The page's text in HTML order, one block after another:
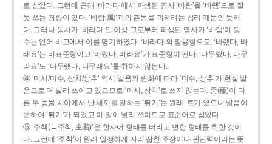
로 삼았다. 그런데 근래 ‘바라다’에서 파생된 명사 ‘바람’을 ‘바램’으로 잘
못 쓰는 경향이 있다. ‘바람[風]’과의 혼동을 피하려는 심리 때문인 듯하
다. 그러나 동사가 ‘바라다’인 이상 그로부터 파생된 명사가 ‘바램’이 될
수는 없어 비고에서 이를 명기하였다. ‘바라다’의 활용형으로, ‘바랬다, 바
래요’는 비표준형이고 ‘바랐다, 바라요’가 표준형이 된다. ‘나무랐다, 나무
라요’도 ‘나무랬다, 나무래요’를 취하지 않는다.
④ ‘미시/미수, 상치/상추’ 역시 발음의 변화에 따라 ‘미수, 상추’가 현실 발
음으로 더 널리 쓰이고 있으므로 ‘미시, 상치’로 쓰지 않는다. 종(種)이 다
른 두 동물 사이에서 난 새끼를 말하는 ‘튀기’는 원래 ‘트기’였으나 발음이
변하여 ‘튀기’가 되었고 이 말이 널리 쓰이므로 표준어로 삼았다.
⑤ ‘주책(←주착, 主着)’은 한자어 형태를 버리고 변한 형태를 취한 것이
다. 그런데 ‘주착’이 원래 일정하게 자리 잡힌 주장이나 판단력이라는 뜻